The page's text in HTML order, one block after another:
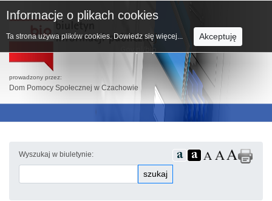
prowadzony przez:
Dom Pomocy Społecznej w Czachowie
Wyszukaj w biuletynie:
szukaj
Informacje o plikach cookies
Ta strona używa plików cookies. Dowiedz się więcej... Akceptuję